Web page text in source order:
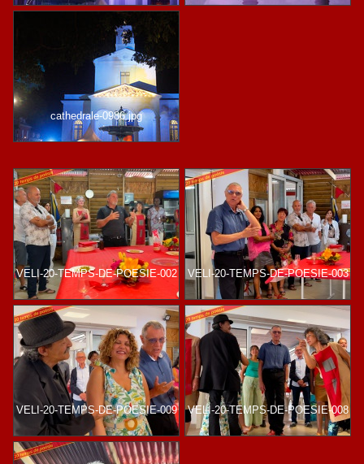
cathedrale-0986.jpg
VELI-20-TEMPS-DE-POESIE-002 VELI-20-TEMPS-DE-POESIE-003
VELI-20-TEMPS-DE-POESIE-009 VELI-20-TEMPS-DE-POESIE-008